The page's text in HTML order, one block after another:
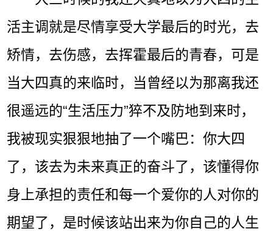
活主调就是尽情享受大学最后的时光，去
矫情，去伤感，去挥霍最后的青春，可是
当大四真的来临时，当曾经以为那离我还
很遥远的“生活压力”猝不及防地到来时，
我被现实狠狠地抽了一个嘴巴：你大四
了，该去为未来真正的奋斗了，该懂得你
身上承担的责任和每一个爱你的人对你的
期望了，是时候该站出来为你自己的人生